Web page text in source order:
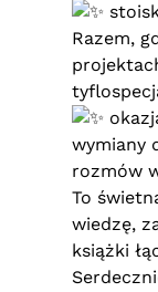
Razem,
wymiany
rozmów
To
wiedzę,
książki